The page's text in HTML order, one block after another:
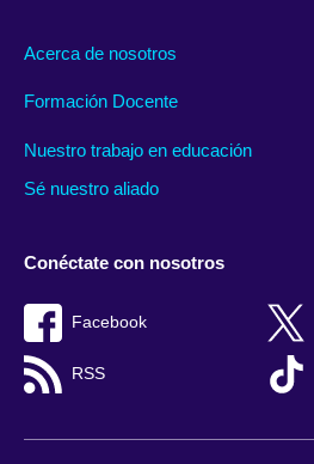
Acerca de nosotros
Formación Docente
Nuestro trabajo en educación
Sé nuestro aliado
Conéctate con nosotros
Facebook
RSS